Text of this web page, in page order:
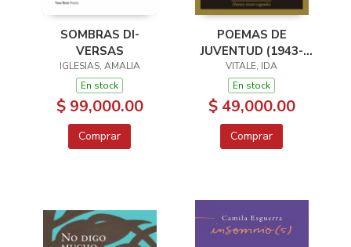
SOMBRAS DI-
VERSAS
IGLESIAS, AMALIA
En stock
$ 99,000.00
Comprar
POEMAS DE
JUVENTUD (1943-
1946)
VITALE, IDA
En stock
$ 49,000.00
Comprar